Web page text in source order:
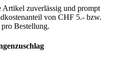
Artikel zuverlässig und prompt
von CHF 5.- bzw.
Bestellung.